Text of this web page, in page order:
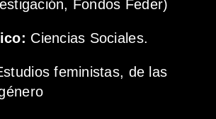
Fondos Feder)
Ciencias Sociales.
feministas, de las